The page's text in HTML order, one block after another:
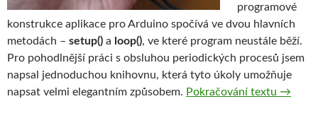
programové
konstrukce aplikace pro Arduino spočívá ve dvou hlavních
metodách – setup() a loop(), ve které program neustále běží.
Pro pohodlnější práci s obsluhou periodických procesů jsem
napsal jednoduchou knihovnu, která tyto úkoly umožňuje
napsat velmi elegantním způsobem. Pokračování textu →